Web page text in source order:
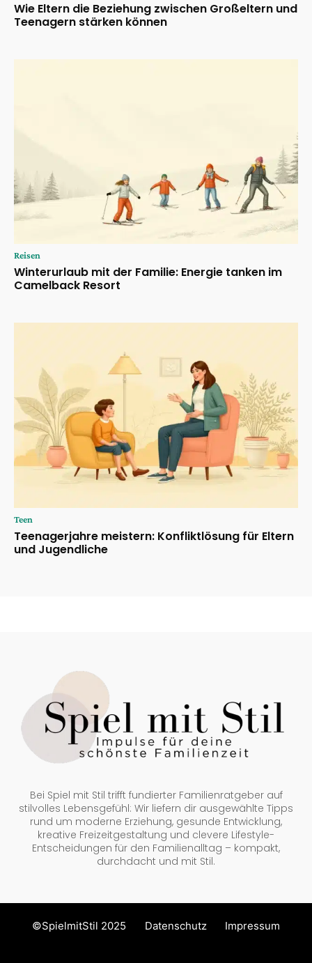
Wie Eltern die Beziehung zwischen Großeltern und
Teenagern stärken können
Reisen
Winterurlaub mit der Familie: Energie tanken im
Camelback Resort
Teen
Teenagerjahre meistern: Konfliktlösung für Eltern
und Jugendliche
Bei Spiel mit Stil trifft fundierter Familienratgeber auf
stilvolles Lebensgefühl: Wir liefern dir ausgewählte Tipps
rund um moderne Erziehung, gesunde Entwicklung,
kreative Freizeitgestaltung und clevere Lifestyle-
Entscheidungen für den Familienalltag – kompakt,
durchdacht und mit Stil.
©SpielmitStil 2025 Datenschutz Impressum